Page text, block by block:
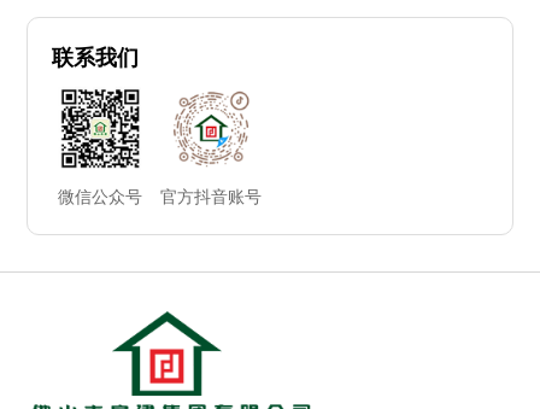
联系我们
微信公众号 官方抖音账号